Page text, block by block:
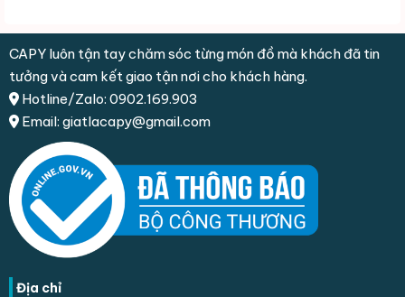
CAPY luôn tận tay chăm sóc từng món đồ mà khách đã tin
tưởng và cam kết giao tận nơi cho khách hàng.
Hotline/Zalo: 0902.169.903
Email: giatlacapy@gmail.com
Địa chỉ